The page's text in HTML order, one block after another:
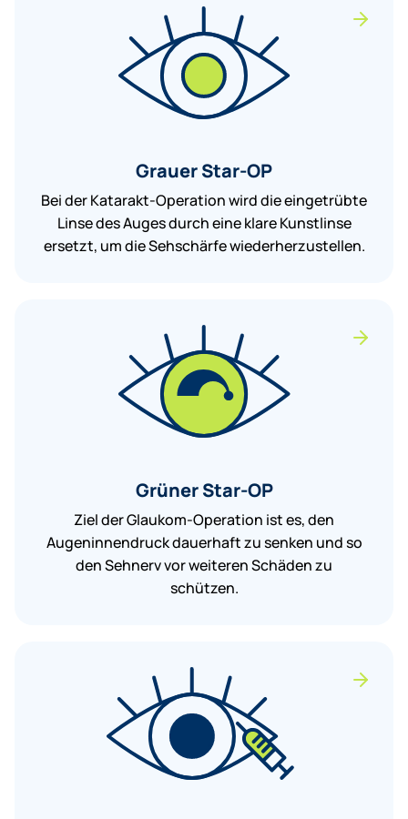
Grauer Star-OP
Bei der Katarakt-Operation wird die eingetrübte
Linse des Auges durch eine klare Kunstlinse
ersetzt, um die Sehschärfe wiederherzustellen.
Grüner Star-OP
Ziel der Glaukom-Operation ist es, den
Augeninnendruck dauerhaft zu senken und so
den Sehnerv vor weiteren Schäden zu
schützen.